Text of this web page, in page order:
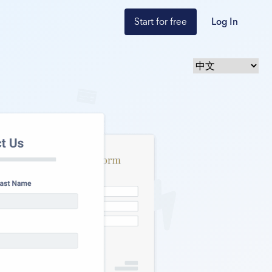
Start for free Log In